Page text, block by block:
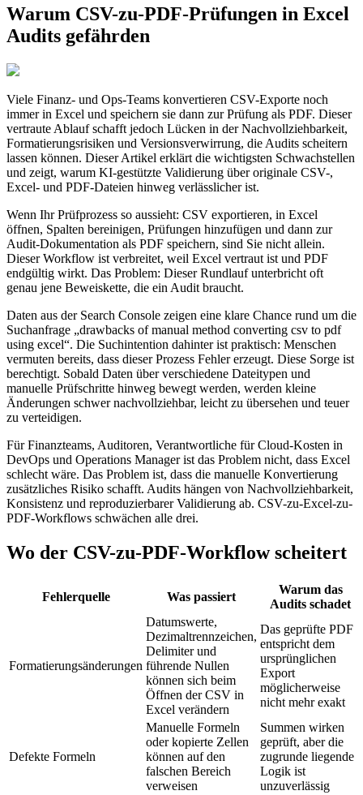
Warum CSV-zu-PDF-Prüfungen in Excel
Audits gefährden
Viele Finanz- und Ops-Teams konvertieren CSV-Exporte noch
immer in Excel und speichern sie dann zur Prüfung als PDF. Dieser
vertraute Ablauf schafft jedoch Lücken in der Nachvollziehbarkeit,
Formatierungsrisiken und Versionsverwirrung, die Audits scheitern
lassen können. Dieser Artikel erklärt die wichtigsten Schwachstellen
und zeigt, warum KI-gestützte Validierung über originale CSV-,
Excel- und PDF-Dateien hinweg verlässlicher ist.
Wenn Ihr Prüfprozess so aussieht: CSV exportieren, in Excel
öffnen, Spalten bereinigen, Prüfungen hinzufügen und dann zur
Audit-Dokumentation als PDF speichern, sind Sie nicht allein.
Dieser Workflow ist verbreitet, weil Excel vertraut ist und PDF
endgültig wirkt. Das Problem: Dieser Rundlauf unterbricht oft
genau jene Beweiskette, die ein Audit braucht.
Daten aus der Search Console zeigen eine klare Chance rund um die
Suchanfrage „drawbacks of manual method converting csv to pdf
using excel“. Die Suchintention dahinter ist praktisch: Menschen
vermuten bereits, dass dieser Prozess Fehler erzeugt. Diese Sorge ist
berechtigt. Sobald Daten über verschiedene Dateitypen und
manuelle Prüfschritte hinweg bewegt werden, werden kleine
Änderungen schwer nachvollziehbar, leicht zu übersehen und teuer
zu verteidigen.
Für Finanzteams, Auditoren, Verantwortliche für Cloud-Kosten in
DevOps und Operations Manager ist das Problem nicht, dass Excel
schlecht wäre. Das Problem ist, dass die manuelle Konvertierung
zusätzliches Risiko schafft. Audits hängen von Nachvollziehbarkeit,
Konsistenz und reproduzierbarer Validierung ab. CSV-zu-Excel-zu-
PDF-Workflows schwächen alle drei.
Wo der CSV-zu-PDF-Workflow scheitert
Fehlerquelle Was passiert
Warum das
Audits schadet
Formatierungsänderungen
Datumswerte,
Dezimaltrennzeichen,
Delimiter und
führende Nullen
können sich beim
Öffnen der CSV in
Excel verändern
Das geprüfte PDF
entspricht dem
ursprünglichen
Export
möglicherweise
nicht mehr exakt
Defekte Formeln
Manuelle Formeln
oder kopierte Zellen
können auf den
falschen Bereich
verweisen
Summen wirken
geprüft, aber die
zugrunde liegende
Logik ist
unzuverlässig